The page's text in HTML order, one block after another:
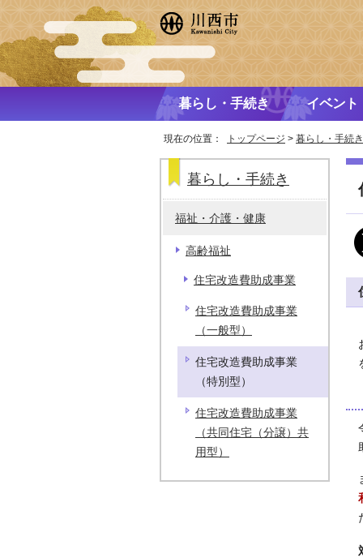
暮らし・手続き イベント
現在の位置： トップページ > 暮らし・手続き
暮らし・手続き
福祉・介護・健康
高齢福祉
住宅改造費助成事業
住宅改造費助成事業
（一般型）
住宅改造費助成事業
（特別型）
住宅改造費助成事業
（共同住宅（分譲）共
用型）